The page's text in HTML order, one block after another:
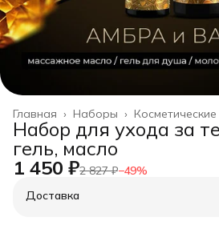
Наборы ›
Главная ›
Набор для ухода за
гель, масло
1 450 ₽2 827 ₽−49%
Доставка